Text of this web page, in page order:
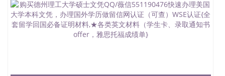
University）圣何塞州立大学（San Jose State
University）圣何塞州立大学文凭（San Jose State
University）圣何塞州立大学文凭（San Jose State
University）文凭圣何塞州立大学文凭（San Jose